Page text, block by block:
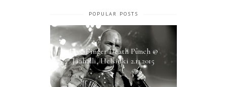
POPULAR POSTS
Five Finger Death Punch @
Jäähalli, Helsinki 2.11.2015